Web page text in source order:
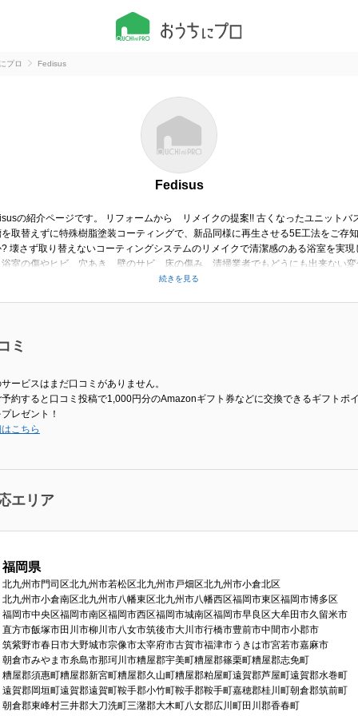
プロ Fedisus
Fedisus
の紹介ページです。 リフォームから リメイクの提案!! 古くなったユニットバ
取替えずに特殊樹脂塗装コーティングで、新品同様に再生させる5E工法をご存
壊さず取り替えないコーティングシステムのリメイクで清潔感のある浴室を実現
浴室の傷やヒビ、穴あき 壁のサビ 床の傷み、清掃業者でもどうにも出来ない
ツキ 汚れなど・・・ エアコンクリーニングも行っています。
ミ
ービスはまだ口コミがありません。
約すると口コミ投稿で1,000円分のAmazonギフト券などに交換できるギフトポ
プレゼント！
こちら
エリア
福岡県
北九州市門司区北九州市若松区北九州市戸畑区北九州市小倉北区
北九州市小倉南区北九州市八幡東区北九州市八幡西区福岡市東区福岡市博多区
福岡市中央区福岡市南区福岡市西区福岡市城南区福岡市早良区大牟田市久留米市
直方市飯塚市田川市柳川市八女市筑後市大川市行橋市豊前市中間市小郡市
筑紫野市春日市大野城市宗像市太宰府市古賀市福津市うきは市宮若市嘉麻市
朝倉市みやま市糸島市那珂川市糟屋郡宇美町糟屋郡篠栗町糟屋郡志免町
糟屋郡須惠町糟屋郡新宮町糟屋郡久山町糟屋郡粕屋町遠賀郡芦屋町遠賀郡水巻町
遠賀郡岡垣町遠賀郡遠賀町鞍手郡小竹町鞍手郡鞍手町嘉穂郡桂川町朝倉郡筑前町
朝倉郡東峰村三井郡大刀洗町三潴郡大木町八女郡広川町田川郡香春町